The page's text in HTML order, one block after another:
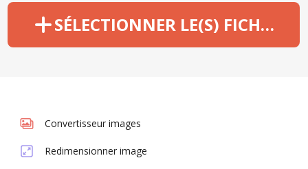
SÉLECTIONNER LE(S) FICHIER(S)
Convertisseur images
Redimensionner image